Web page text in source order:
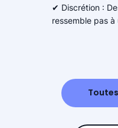
✔ Discrétion :
ressemble pas